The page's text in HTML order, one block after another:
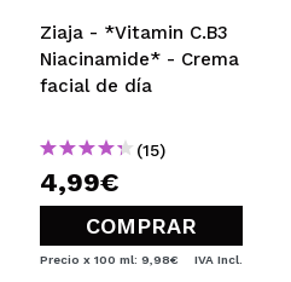
Ziaja - *Vitamin C.B3
Niacinamide* - Crema
facial de día
(15)
4,99€
COMPRAR
Precio x 100 ml: 9,98€ IVA Incl.